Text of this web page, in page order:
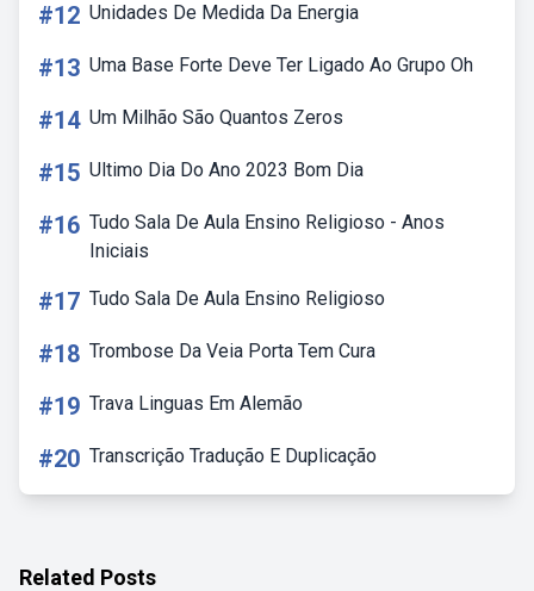
#12 Unidades De Medida Da Energia
#13 Uma Base Forte Deve Ter Ligado Ao Grupo Oh
#14 Um Milhão São Quantos Zeros
#15 Ultimo Dia Do Ano 2023 Bom Dia
#16 Tudo Sala De Aula Ensino Religioso - Anos
Iniciais
#17 Tudo Sala De Aula Ensino Religioso
#18 Trombose Da Veia Porta Tem Cura
#19 Trava Linguas Em Alemão
#20 Transcrição Tradução E Duplicação
Related Posts